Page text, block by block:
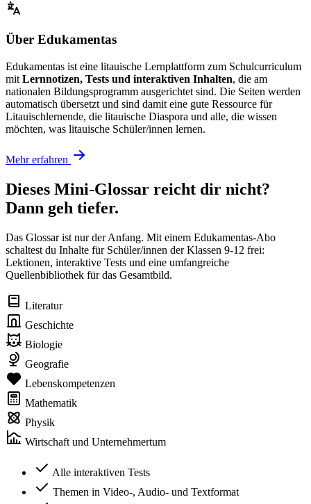
Über Edukamentas
Edukamentas ist eine litauische Lernplattform zum Schulcurriculum
mit Lernnotizen, Tests und interaktiven Inhalten, die am
nationalen Bildungsprogramm ausgerichtet sind. Die Seiten werden
automatisch übersetzt und sind damit eine gute Ressource für
Litauischlernende, die litauische Diaspora und alle, die wissen
möchten, was litauische Schüler/innen lernen.
Mehr erfahren
Dieses Mini-Glossar reicht dir nicht?
Dann geh tiefer.
Das Glossar ist nur der Anfang. Mit einem Edukamentas-Abo
schaltest du Inhalte für Schüler/innen der Klassen 9-12 frei:
Lektionen, interaktive Tests und eine umfangreiche
Quellenbibliothek für das Gesamtbild.
Literatur
Geschichte
Biologie
Geografie
Lebenskompetenzen
Mathematik
Physik
Wirtschaft und Unternehmertum
Alle interaktiven Tests
Themen in Video-, Audio- und Textformat